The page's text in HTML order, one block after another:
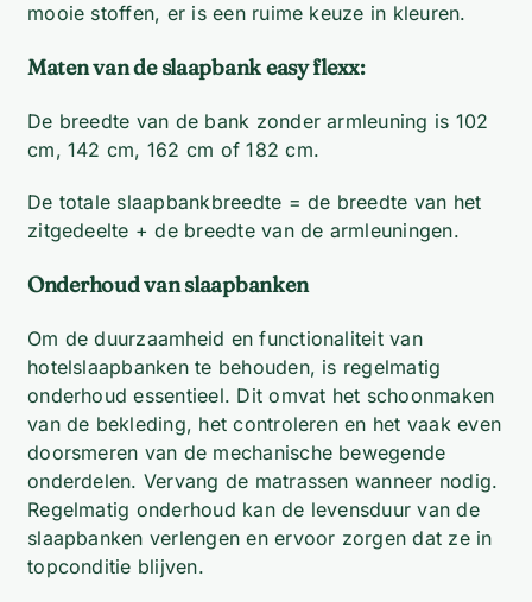
mooie stoffen, er is een ruime keuze in kleuren.
Maten van de slaapbank easy flexx:
De breedte van de bank zonder armleuning is 102
cm, 142 cm, 162 cm of 182 cm.
De totale slaapbankbreedte = de breedte van het
zitgedeelte + de breedte van de armleuningen.
Onderhoud van slaapbanken
Om de duurzaamheid en functionaliteit van
hotelslaapbanken te behouden, is regelmatig
onderhoud essentieel. Dit omvat het schoonmaken
van de bekleding, het controleren en het vaak even
doorsmeren van de mechanische bewegende
onderdelen. Vervang de matrassen wanneer nodig.
Regelmatig onderhoud kan de levensduur van de
slaapbanken verlengen en ervoor zorgen dat ze in
topconditie blijven.